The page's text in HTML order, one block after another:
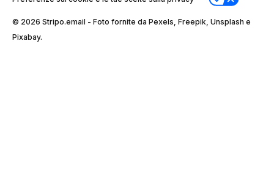
© 2026 Stripо.email - Foto fornite da Pexels, Freepik, Unsplash e
Pixabay.